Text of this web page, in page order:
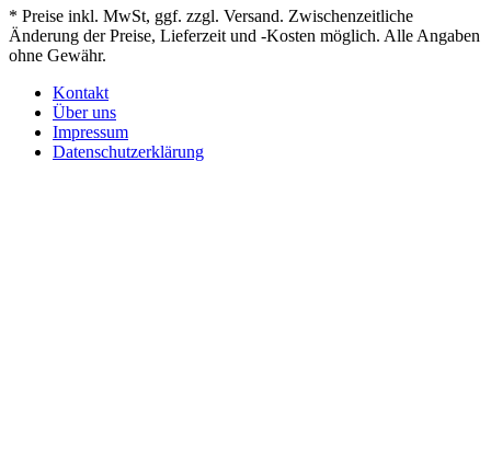
* Preise inkl. MwSt, ggf. zzgl. Versand. Zwischenzeitliche
Änderung der Preise, Lieferzeit und -Kosten möglich. Alle Angaben
ohne Gewähr.
Kontakt
Über uns
Impressum
Datenschutzerklärung